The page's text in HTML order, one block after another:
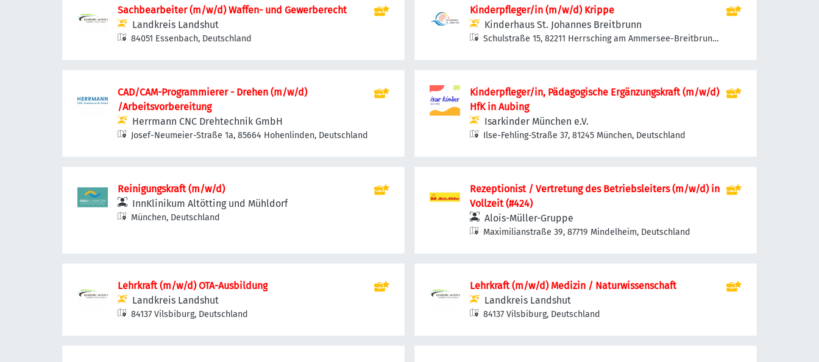
Sachbearbeiter (m/w/d) Waffen- und Gewerberecht
Landkreis Landshut
84051 Essenbach, Deutschland
Kinderpfleger/in (m/w/d) Krippe
Kinderhaus St. Johannes Breitbrunn
Schulstraße 15, 82211 Herrsching am Ammersee-Breitbrunn
CAD/CAM-Programmierer - Drehen (m/w/d)
/Arbeitsvorbereitung
Herrmann CNC Drehtechnik GmbH
Josef-Neumeier-Straße 1a, 85664 Hohenlinden, Deutschland
Kinderpfleger/in, Pädagogische Ergänzungskraft (m/w/d)
HfK in Aubing
Isarkinder München e.V.
Ilse-Fehling-Straße 37, 81245 München, Deutschland
Reinigungskraft (m/w/d)
InnKlinikum Altötting und Mühldorf
München, Deutschland
Rezeptionist / Vertretung des Betriebsleiters (m/w/d) in
Vollzeit (#424)
Alois-Müller-Gruppe
Maximilianstraße 39, 87719 Mindelheim, Deutschland
Lehrkraft (m/w/d) OTA-Ausbildung
Landkreis Landshut
84137 Vilsbiburg, Deutschland
Lehrkraft (m/w/d) Medizin / Naturwissenschaft
Landkreis Landshut
84137 Vilsbiburg, Deutschland